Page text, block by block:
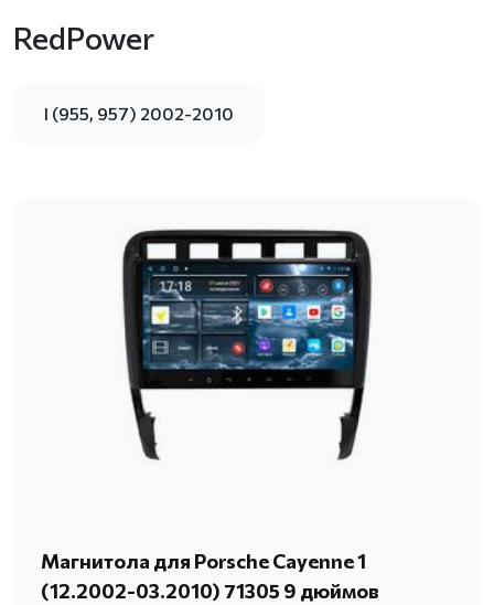
RedPower
I (955, 957) 2002-2010
Магнитола для Porsche Cayenne 1
(12.2002-03.2010) 71305 9 дюймов